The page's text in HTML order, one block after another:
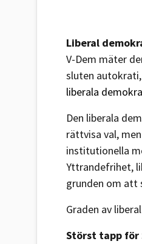
Liberal
V-Dem mäter
sluten
liberala
Den liberala
rättvisa val,
institutionella
Yttrandefrihet,
grunden om att
Graden av
Störst tapp för